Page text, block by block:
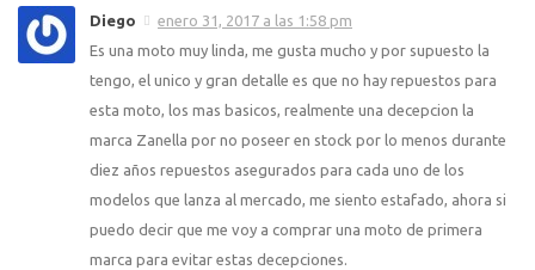
Diego
enero 31, 2017 a las 1:58 pm
Es una moto muy linda, me gusta mucho y por supuesto la
tengo, el unico y gran detalle es que no hay repuestos para
esta moto, los mas basicos, realmente una decepcion la
marca Zanella por no poseer en stock por lo menos durante
diez años repuestos asegurados para cada uno de los
modelos que lanza al mercado, me siento estafado, ahora si
puedo decir que me voy a comprar una moto de primera
marca para evitar estas decepciones.